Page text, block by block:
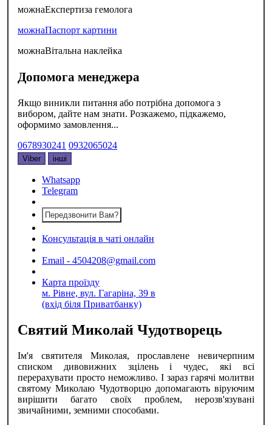
можнаЕкспертиза гемолога
можнаПаспорт картини
можнаВітальна наклейка
Допомога менеджера
Якщо виникли питання або потрібна допомога з
вибором, дайте нам знати. Розкажемо, підкажемо,
оформимо замовлення...
0678930241 0932065024
Viber інші
Whatsapp
Telegram
Передзвонити Вам?
Консультація в чаті онлайн
Email - 4504208@gmail.com
Карта проїзду
м. Рівне, вул. Гагаріна, 39 в
(вхід біля Приватбанку)
Святий Миколай Чудотворець
Ім'я святителя Миколая, прославлене невичерпним
списком дивовижних зцілень і чудес, які всі
перерахувати просто неможливо. І зараз гарячі молитви
святому Миколаю Чудотворцю допомагають віруючим
вирішити багато своїх проблем, нерозв'язувані
звичайними, земними способами.